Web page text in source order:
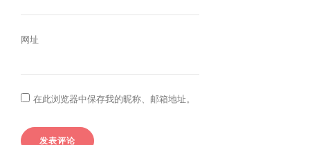
网址
在此浏览器中保存我的昵称、邮箱地址。